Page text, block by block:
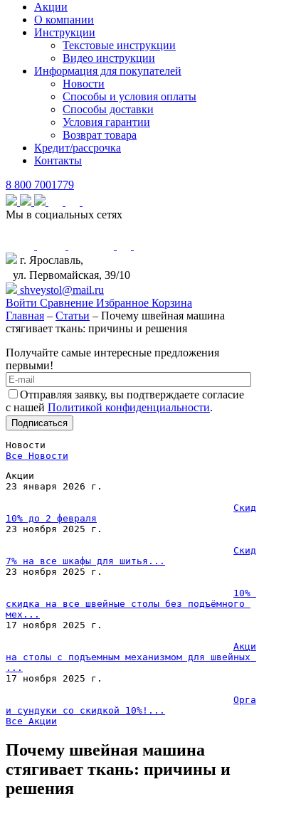
Акции
О компании
Инструкции
Текстовые инструкции
Видео инструкции
Информация для покупателей
Новости
Способы и условия оплаты
Способы доставки
Условия гарантии
Возврат товара
Кредит/рассрочка
Контакты
8 800 7001779
Мы в социальных сетях
г. Ярославль,
ул. Первомайская, 39/10
shveystol@mail.ru
Войти Сравнение Избранное Корзина
Главная – Статьи – Почему швейная машина
стягивает ткань: причины и решения
Получайте самые интересные предложения
первыми!
Отправляя заявку, вы подтверждаете согласие
с нашей Политикой конфиденциальности.
Please
leave
this
field
empty.
Новости
Все Новости
Акции
23 января 2026 г.
Скидка
10% до 2 февраля
23 ноября 2025 г.
Скидка
7% на все шкафы для шитья...
23 ноября 2025 г.
10%
скидка на все швейные столы без подъёмного
мех...
17 ноября 2025 г.
Акция
на столы с подъемным механизмом для швейных
...
17 ноября 2025 г.
Органайзеры
и сундуки со скидкой 10%!...
Все Акции
Почему швейная машина
стягивает ткань: причины и
решения